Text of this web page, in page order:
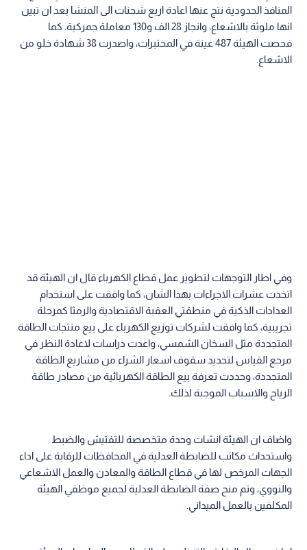
المنافذ الحدودية نتج عنها اعادة اربع شحنات الى المنشا بعد ان تبين
انها ملوثة بالاشعاع، وانجاز 28 الف و130 معاملة جمركية. كما
فحصت الهيئة 487 عينة في المختبرات، واصدرت 38 شهادة خلو من
الاشعاع.
وفي اطار التوجهات لتطوير عمل قطاع الكهرباء قال ان الهيئة قد
اتخذت عشرات الاجراءات بهذا الشان، كما وافقت على استخدام
العدادات الذكية في منطقتي العقبة الاقتصادية والرمثا كمرحلة
تجريبية، كما وافقت لشركات توزيع الكهرباء على بيع منتجات الطاقة
المتجددة مثل السخان الشمسي، واعدت دراسات لاعادة النظر في
مرجع القياس لتحديد سقوف اسعار الشراء من مشاريع الطاقة
المتجددة، وحددت تعرفة بيع الطاقة الكهربائية من مصادر طاقة
الرياح والاسباب الموجبة لذلك.
واضاف ان الهيئة انشات وحدة متخصصة للتفتيش والضبط
واستحداث مكاتب للضابطة العدلية في المحافظات للرقابة على اداء
الجهات المرخص لها في قطاع الطاقة والمعادن والعمل الاشعاعي
والنووي، وتم منح صفة الضابطة العدلية لجميع موظفي الهيئة
المكلفين بالعمل الميداني.